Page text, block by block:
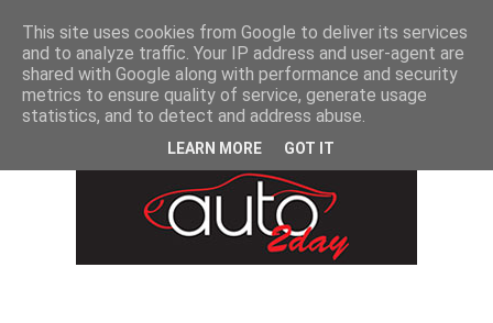
This site uses cookies from Google to deliver its services
and to analyze traffic. Your IP address and user-agent are
shared with Google along with performance and security
metrics to ensure quality of service, generate usage
statistics, and to detect and address abuse.
LEARN MORE GOT IT